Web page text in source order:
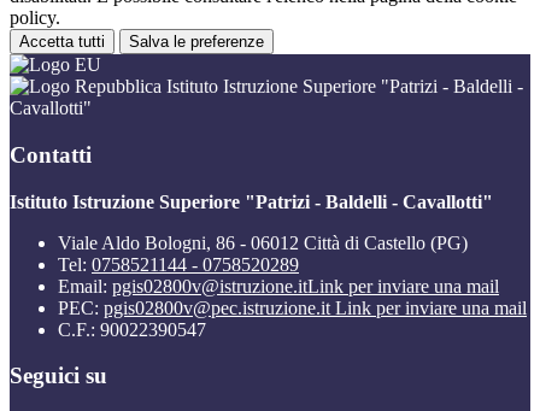
policy.
Accetta tutti Salva le preferenze
Istituto Istruzione Superiore "Patrizi - Baldelli -
Cavallotti"
Contatti
Istituto Istruzione Superiore "Patrizi - Baldelli - Cavallotti"
Viale Aldo Bologni, 86 - 06012 Città di Castello (PG)
Tel: 0758521144 - 0758520289
Email: pgis02800v@istruzione.itLink per inviare una mail
PEC: pgis02800v@pec.istruzione.it Link per inviare una mail
C.F.: 90022390547
Seguici su